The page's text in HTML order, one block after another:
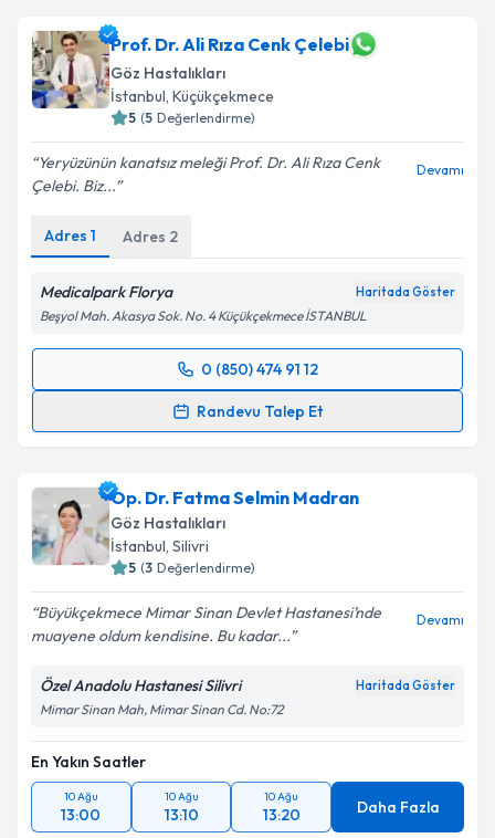
Prof. Dr. Ali Rıza Cenk Çelebi
Göz Hastalıkları
İstanbul, Küçükçekmece
5 (5 Değerlendirme)
Yeryüzünün kanatsız meleği Prof. Dr. Ali Rıza Cenk
Çelebi. Biz...
Devamı
Adres 1 Adres 2
Medicalpark Florya Haritada Göster
Beşyol Mah. Akasya Sok. No. 4 Küçükçekmece İSTANBUL
0 (850) 474 91 12
Randevu Talep Et
Randevu Takvimi Talebi
için bir takvim hazırlandığında e-posta ile
bilgilendireceğiz.
E-posta Adresiniz
Metni'ni okudum ve kişisel verilerimin belirtilen
kapsamda işlenmesini kabul ediyorum.
Takvim Talebini Gönder
Op. Dr. Fatma Selmin Madran
Göz Hastalıkları
İstanbul, Silivri
5 (3 Değerlendirme)
Büyükçekmece Mimar Sinan Devlet Hastanesi’nde
muayene oldum kendisine. Bu kadar...
Devamı
Özel Anadolu Hastanesi Silivri Haritada Göster
Mimar Sinan Mah, Mimar Sinan Cd. No:72
En Yakın Saatler
10 Ağu
13:00
10 Ağu
13:10
10 Ağu
13:20 Daha Fazla